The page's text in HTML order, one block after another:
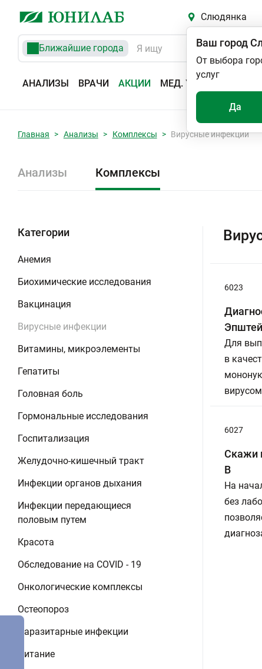
Слюдянка
Ближайшие города
АНАЛИЗЫ ВРАЧИ АКЦИИ МЕД. УСЛУГИ
Ваш город
От выбора
услуг
Да
Главная Анализы Комплексы Вирусные инфекции
Анализы Комплексы
Категории
Анемия
Биохимические исследования
Вакцинация
Вирусные инфекции
Витамины, микроэлементы
Гепатиты
Головная боль
Гормональные исследования
Госпитализация
Желудочно-кишечный тракт
Инфекции органов дыхания
Инфекции передающиеся
половым путем
Красота
Обследование на COVID - 19
Онкологические комплексы
Остеопороз
Паразитарные инфекции
Питание
6023
Для
в
6027
Скажи
В
На
без